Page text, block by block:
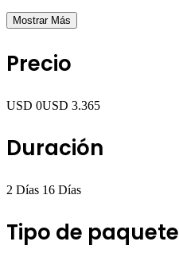
Mostrar Más
Precio
USD 0USD 3.365
Duración
2 Días 16 Días
Tipo de paquete